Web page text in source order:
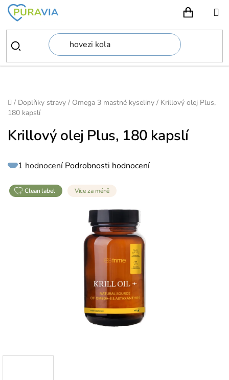
Přejít
obsah
Domů
/ Doplňky stravy / Omega 3 mastné kyseliny / Krillový olej Plus,
180 kapslí
Krillový olej Plus, 180 kapslí
Průměrné
hodnocení
5,0
z
5
1 hodnocení Podrobnosti hodnocení
clean label Více za méně